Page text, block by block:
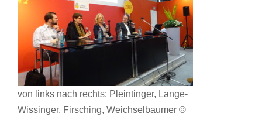
von links nach rechts: Pleintinger, Lange-
Wissinger, Firsching, Weichselbaumer ©